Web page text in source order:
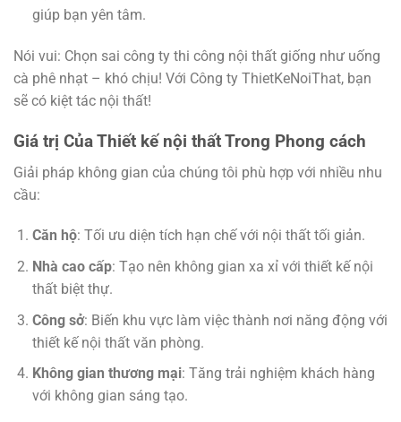
giúp bạn yên tâm.
Nói vui: Chọn sai công ty thi công nội thất giống như uống
cà phê nhạt – khó chịu! Với Công ty ThietKeNoiThat, bạn
sẽ có kiệt tác nội thất!
Giá trị Của Thiết kế nội thất Trong Phong cách
Giải pháp không gian của chúng tôi phù hợp với nhiều nhu
cầu:
Căn hộ: Tối ưu diện tích hạn chế với nội thất tối giản.
Nhà cao cấp: Tạo nên không gian xa xỉ với thiết kế nội
thất biệt thự.
Công sở: Biến khu vực làm việc thành nơi năng động với
thiết kế nội thất văn phòng.
Không gian thương mại: Tăng trải nghiệm khách hàng
với không gian sáng tạo.